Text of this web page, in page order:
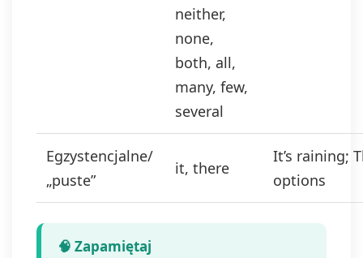
neither,
none,
both, all,
many, few,
several
Egzystencjalne/
„puste”
it, there
It’s raining;
options